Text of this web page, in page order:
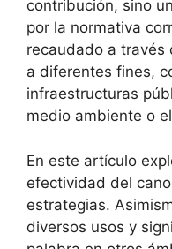
contribución, sino
por la normativa
recaudado a través
a diferentes fines,
infraestructuras
medio ambiente o
En este artículo
efectividad del
estrategias.
diversos usos y